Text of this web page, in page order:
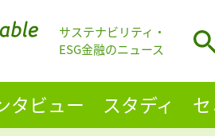
サステナビリティ・
ESG金融のニュース
タビュー スタディ